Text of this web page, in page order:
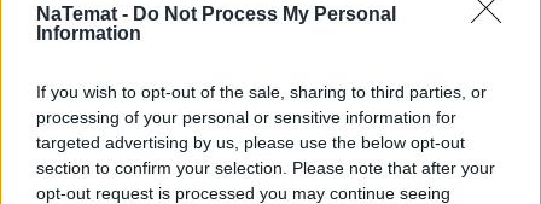
NaTemat - Do Not Process My Personal
Information
If you wish to opt-out of the sale, sharing to third parties, or
processing of your personal or sensitive information for
targeted advertising by us, please use the below opt-out
section to confirm your selection. Please note that after your
opt-out request is processed you may continue seeing
Domowy obiad od podstaw bez stania
godzinami w kuchni? Sprawdziłam,
czy to możliwe